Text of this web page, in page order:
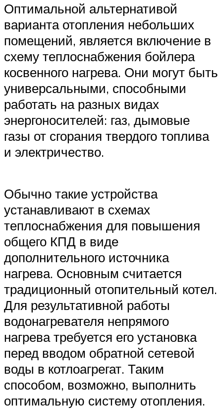
Оптимальной альтернативой
варианта отопления небольших
помещений, является включение в
схему теплоснабжения бойлера
косвенного нагрева. Они могут быть
универсальными, способными
работать на разных видах
энергоносителей: газ, дымовые
газы от сгорания твердого топлива
и электричество.
Обычно такие устройства
устанавливают в схемах
теплоснабжения для повышения
общего КПД в виде
дополнительного источника
нагрева. Основным считается
традиционный отопительный котел.
Для результативной работы
водонагревателя непрямого
нагрева требуется его установка
перед вводом обратной сетевой
воды в котлоагрегат. Таким
способом, возможно, выполнить
оптимальную систему отопления.